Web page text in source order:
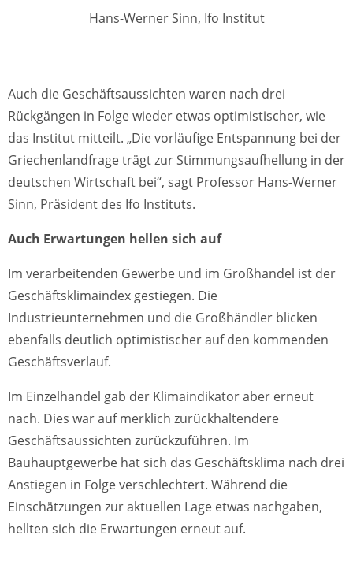
Hans-Werner Sinn, Ifo Institut
Auch die Geschäftsaussichten waren nach drei
Rückgängen in Folge wieder etwas optimistischer, wie
das Institut mitteilt. „Die vorläufige Entspannung bei der
Griechenlandfrage trägt zur Stimmungsaufhellung in der
deutschen Wirtschaft bei“, sagt Professor Hans-Werner
Sinn, Präsident des Ifo Instituts.
Auch Erwartungen hellen sich auf
Im verarbeitenden Gewerbe und im Großhandel ist der
Geschäftsklimaindex gestiegen. Die
Industrieunternehmen und die Großhändler blicken
ebenfalls deutlich optimistischer auf den kommenden
Geschäftsverlauf.
Im Einzelhandel gab der Klimaindikator aber erneut
nach. Dies war auf merklich zurückhaltendere
Geschäftsaussichten zurückzuführen. Im
Bauhauptgewerbe hat sich das Geschäftsklima nach drei
Anstiegen in Folge verschlechtert. Während die
Einschätzungen zur aktuellen Lage etwas nachgaben,
hellten sich die Erwartungen erneut auf.